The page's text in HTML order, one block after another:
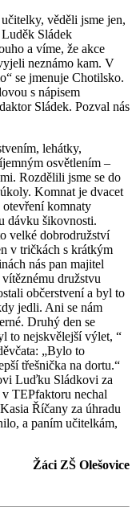
věděli jsme jen,
Sládek
a víme, že akce
neznámo kam. V
se jmenuje Chotilsko.
s nápisem
Sládek. Pozval nás
lehátky,
osvětlením –
Rozdělili jsme se do
Komnat je dvacet
komnaty
dávku šikovnosti.
velké dobrodružství
v tričkách s krátkým
nás pan majitel
družstvu
občerstvení a byl to
jedli. Ani se nám
Druhý den se
to nejskvělejší výlet, “
„Bylo to
třešnička na dortu.“
Luďku Sládkovi za
TEPfaktoru nechal
Říčany za úhradu
a paním učitelkám,
Žáci ZŠ Olešovice